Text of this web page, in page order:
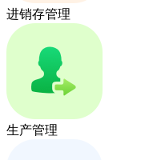
进销存管理
生产管理